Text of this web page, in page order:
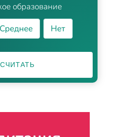
образование
Среднее Нет